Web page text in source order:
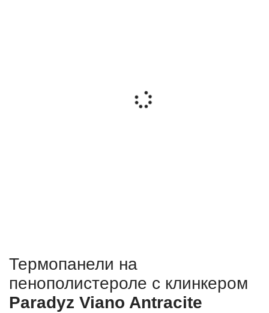
Термопанели на
пенополистероле с клинкером
Paradyz Viano Antracite